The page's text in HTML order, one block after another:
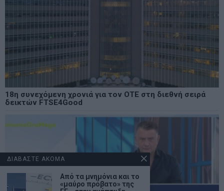
18η συνεχόμενη χρονιά για τον ΟΤΕ στη διεθνή σειρά
δεικτών FTSE4Good
ΔΙΑΒΑΣΤΕ ΑΚΟΜΑ
Από τα μνημόνια και το
«μαύρο πρόβατο» της